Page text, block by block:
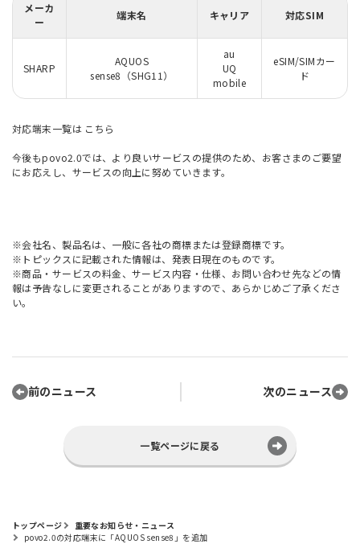
メーカ
ー
端末名 キャリア 対応SIM
SHARP
AQUOS
sense8（SHG11）
au
UQ
mobile
eSIM/SIMカー
ド
対応端末一覧は こちら
今後もpovo2.0では、より良いサービスの提供のため、お客さまのご要望
にお応えし、サービスの向上に努めていきます。
※会社名、製品名は、一般に各社の商標または登録商標です。
※トピックスに記載された情報は、発表日現在のものです。
※商品・サービスの料金、サービス内容・仕様、お問い合わせ先などの情
報は予告なしに変更されることがありますので、あらかじめご了承くださ
い。
前のニュース 次のニュース
一覧ページに戻る
トップページ
重要なお知らせ・ニュース
povo2.0の対応端末に「AQUOS sense8」を追加